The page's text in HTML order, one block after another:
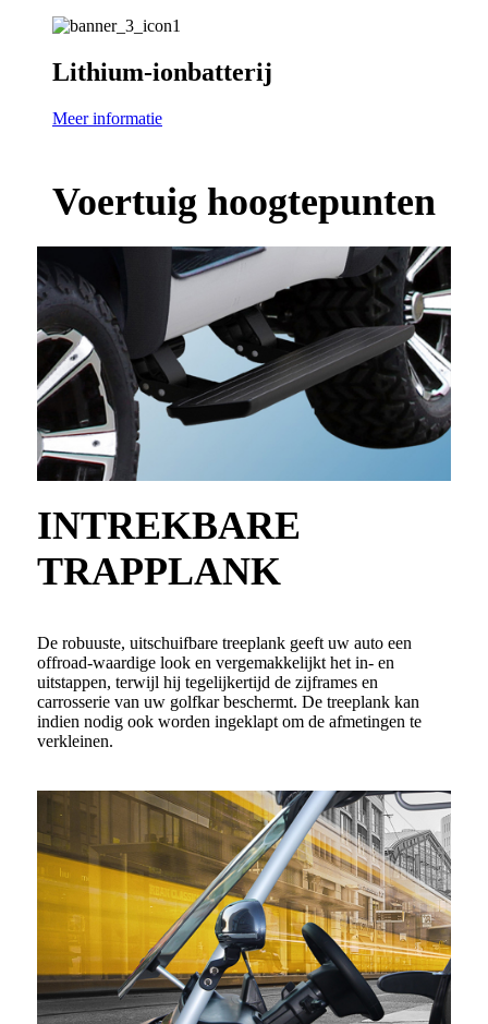
Lithium-ionbatterij
Meer informatie
Voertuig hoogtepunten
INTREKBARE
TRAPPLANK
De robuuste, uitschuifbare treeplank geeft uw auto een
offroad-waardige look en vergemakkelijkt het in- en
uitstappen, terwijl hij tegelijkertijd de zijframes en
carrosserie van uw golfkar beschermt. De treeplank kan
indien nodig ook worden ingeklapt om de afmetingen te
verkleinen.